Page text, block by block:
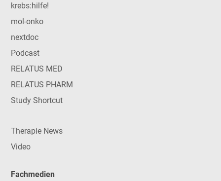
krebs:hilfe!
mol-onko
nextdoc
Podcast
RELATUS MED
RELATUS PHARM
Study Shortcut
Therapie News
Video
Fachmedien